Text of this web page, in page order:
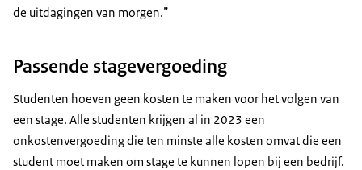
de uitdagingen van morgen.”
Passende stagevergoeding
Studenten hoeven geen kosten te maken voor het volgen van
een stage. Alle studenten krijgen al in 2023 een
onkostenvergoeding die ten minste alle kosten omvat die een
student moet maken om stage te kunnen lopen bij een bedrijf.